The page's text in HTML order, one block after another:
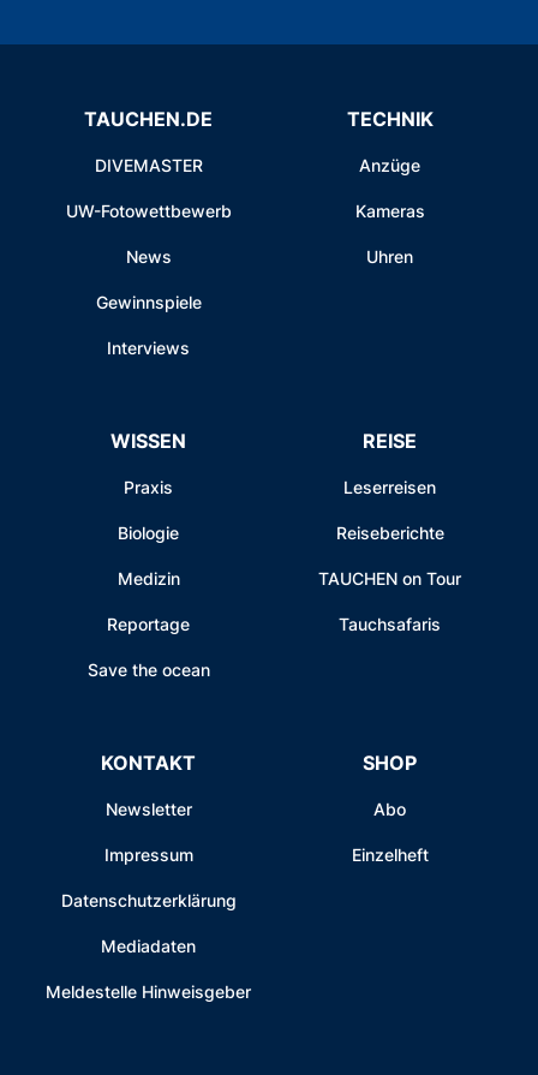
TAUCHEN.DE
DIVEMASTER
UW-Fotowettbewerb
News
Gewinnspiele
Interviews
TECHNIK
Anzüge
Kameras
Uhren
WISSEN
Praxis
Biologie
Medizin
Reportage
Save the ocean
REISE
Leserreisen
Reiseberichte
TAUCHEN on Tour
Tauchsafaris
KONTAKT
Newsletter
Impressum
Datenschutzerklärung
Mediadaten
Meldestelle Hinweisgeber
SHOP
Abo
Einzelheft